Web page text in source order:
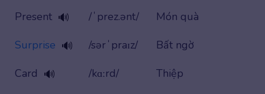
Present 🔊 /ˈprez.ənt/
Món quà
Surprise 🔊 /sərˈpraɪz/
Bất ngờ
Card 🔊 /kɑːrd/
Thiệp